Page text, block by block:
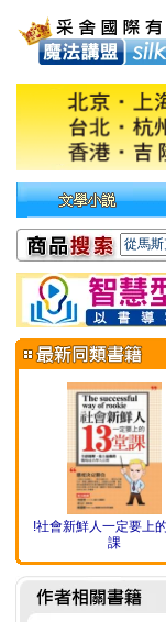
!社會新鮮人一定要上
課